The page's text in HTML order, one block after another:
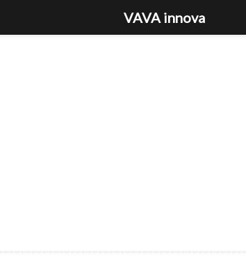
VAVA innova